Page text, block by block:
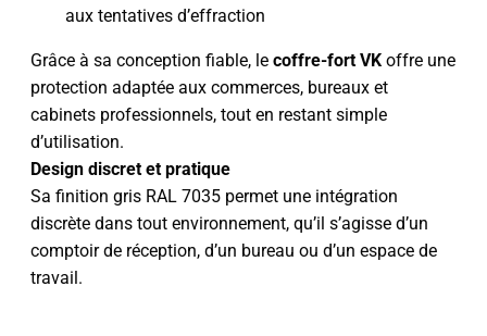
aux tentatives d’effraction
Grâce à sa conception fiable, le coffre-fort VK offre une
protection adaptée aux commerces, bureaux et
cabinets professionnels, tout en restant simple
d’utilisation.
Design discret et pratique
Sa finition gris RAL 7035 permet une intégration
discrète dans tout environnement, qu’il s’agisse d’un
comptoir de réception, d’un bureau ou d’un espace de
travail.